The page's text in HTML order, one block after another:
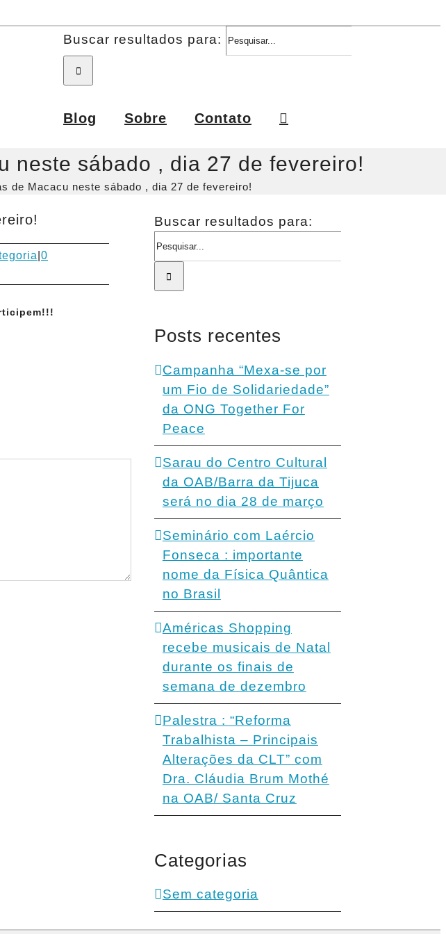
Buscar resultados para:
Blog Sobre Contato
neste sábado , dia 27 de fevereiro!
de Macacu neste sábado , dia 27 de fevereiro!
0
Buscar resultados para:
Posts recentes
Campanha “Mexa-se por
um Fio de Solidariedade”
da ONG Together For
Peace
Sarau do Centro Cultural
da OAB/Barra da Tijuca
será no dia 28 de março
Seminário com Laércio
Fonseca : importante
nome da Física Quântica
no Brasil
Américas Shopping
recebe musicais de Natal
durante os finais de
semana de dezembro
Palestra : “Reforma
Trabalhista – Principais
Alterações da CLT” com
Dra. Cláudia Brum Mothé
na OAB/ Santa Cruz
Categorias
Sem categoria